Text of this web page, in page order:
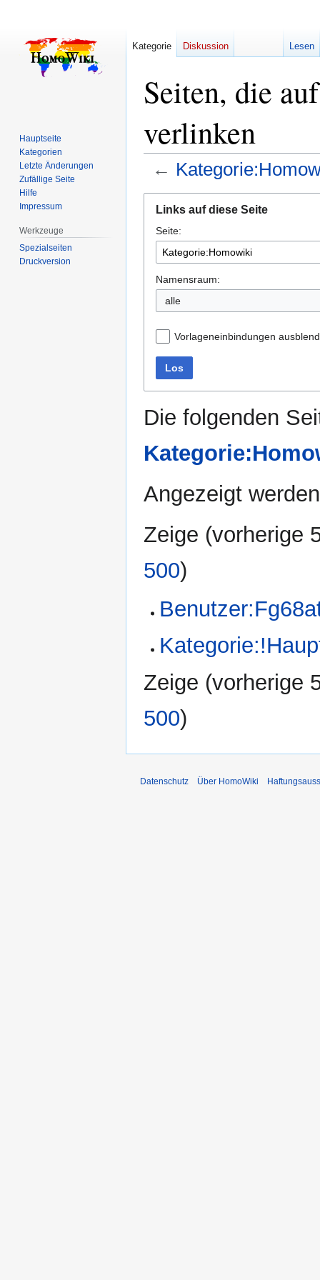
Seiten, die
verlinken
←
Navigation
springen
Suche
springen
Links auf diese Seite
Seite:
Namensraum:
alle
Vorlageneinbindungen
Los
Die folgenden
Angezeigt
Zeige (vorherige
500)
Zeige (vorherige
500)
Kategorie Diskussion Lesen
Hauptseite
Kategorien
Letzte Änderungen
Zufällige Seite
Hilfe
Impressum
Werkzeuge
Spezialseiten
Druckversion
Datenschutz Über HomoWiki